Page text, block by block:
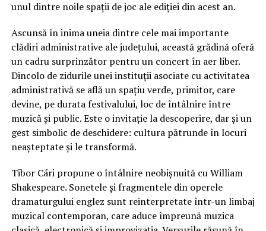
unul dintre noile spații de joc ale ediției din acest an.
Ascunsă în inima uneia dintre cele mai importante
clădiri administrative ale județului, această grădină oferă
un cadru surprinzător pentru un concert în aer liber.
Dincolo de zidurile unei instituții asociate cu activitatea
administrativă se află un spațiu verde, primitor, care
devine, pe durata festivalului, loc de întâlnire între
muzică și public. Este o invitație la descoperire, dar și un
gest simbolic de deschidere: cultura pătrunde în locuri
neașteptate și le transformă.
Tibor Cári propune o întâlnire neobișnuită cu William
Shakespeare. Sonetele și fragmentele din operele
dramaturgului englez sunt reinterpretate într-un limbaj
muzical contemporan, care aduce împreună muzica